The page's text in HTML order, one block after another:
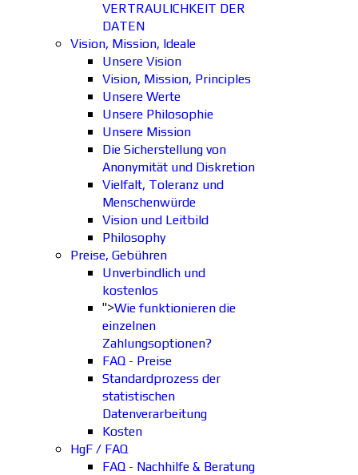
VERTRAULICHKEIT DER
DATEN
Vision, Mission, Ideale
Unsere Vision
Vision, Mission, Principles
Unsere Werte
Unsere Philosophie
Unsere Mission
Die Sicherstellung von
Anonymität und Diskretion
Vielfalt, Toleranz und
Menschenwürde
Vision und Leitbild
Philosophy
Preise, Gebühren
Unverbindlich und
kostenlos
">Wie funktionieren die
einzelnen
Zahlungsoptionen?
FAQ - Preise
Standardprozess der
statistischen
Datenverarbeitung
Kosten
HgF / FAQ
FAQ - Nachhilfe & Beratung